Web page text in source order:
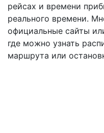
рейсах и времени
реального времени.
официальные сайты
где можно узнать
маршрута или